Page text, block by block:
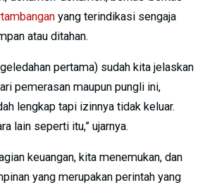
yang terindikasi sengaja
atau ditahan.
pertama) sudah kita jelaskan
pemerasan maupun pungli ini,
lengkap tapi izinnya tidak keluar.
lain seperti itu,” ujarnya.
keuangan, kita menemukan, dan
yang merupakan perintah yang